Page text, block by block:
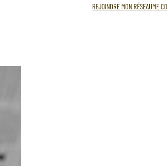
REJOINDRE MON RÉSEAUME